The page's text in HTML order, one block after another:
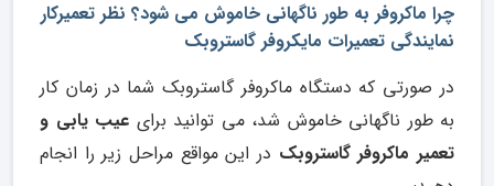
چرا ماکروفر به طور ناگهانی خاموش می شود؟ نظر تعمیرکار
نمایندگی تعمیرات مایکروفر گاستروبک
در صورتی که دستگاه ماکروفر گاستروبک شما در زمان کار
به طور ناگهانی خاموش شد، می توانید برای عیب یابی و
تعمیر ماکروفر گاستروبک در این مواقع مراحل زیر را انجام